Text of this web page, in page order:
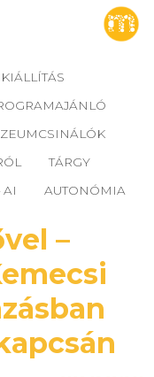
KIÁLLÍTÁS
TÁRGY
AI AUTONÓMIA
–